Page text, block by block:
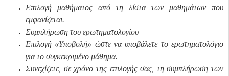
Επιλογή μαθήματος από τη λίστα των μαθημάτων που
εμφανίζεται.
Συμπλήρωση του ερωτηματολογίου
Επιλογή «Υποβολή» ώστε να υποβάλετε το ερωτηματολόγιο
για το συγκεκριμένο μάθημα.
Συνεχίζετε, σε χρόνο της επιλογής σας, τη συμπλήρωση των